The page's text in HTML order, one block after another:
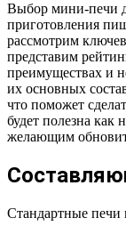
Выбор мини-печи
приготовления
рассмотрим
представим
преимуществах и
их основных
что поможет
будет полезна как
желающим
Стандартные